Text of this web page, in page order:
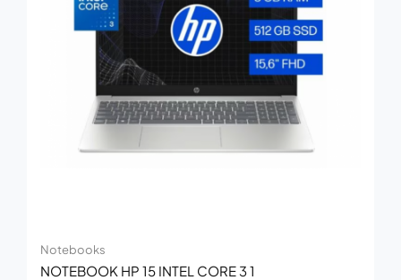
Notebooks
NOTEBOOK HP 15 INTEL CORE 3 1